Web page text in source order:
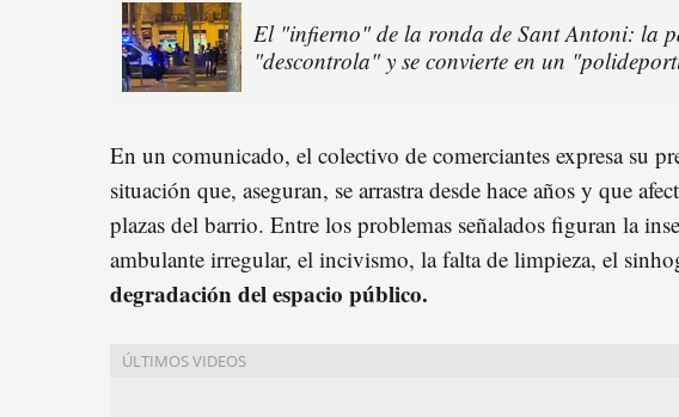
El "infierno" de la ronda de Sant Antoni: la
"descontrola" y se convierte en un
En un comunicado, el colectivo de comerciantes expresa su
situación que, aseguran, se arrastra desde hace años y que
plazas del barrio. Entre los problemas señalados figuran la
ambulante irregular, el incivismo, la falta de limpieza, el
degradación del espacio público.